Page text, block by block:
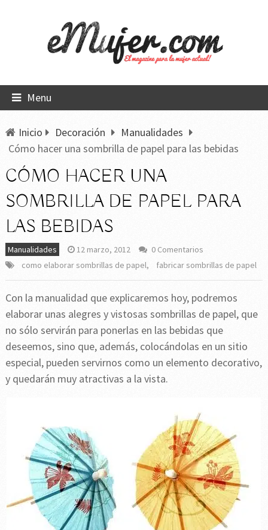
Menu
Inicio Decoración
Manualidades
Cómo hacer una sombrilla de papel para las bebidas
CÓMO HACER UNA
SOMBRILLA DE PAPEL PARA
LAS BEBIDAS
Manualidades 12 marzo, 2012
0 Comentarios
como elaborar sombrillas de papel, fabricar sombrillas de papel
Con la manualidad que explicaremos hoy, podremos
elaborar unas alegres y vistosas sombrillas de papel, que
no sólo servirán para ponerlas en las bebidas que
deseemos, sino que, además, colocándolas en un sitio
especial, pueden servirnos como un elemento decorativo,
y quedarán muy atractivas a la vista.